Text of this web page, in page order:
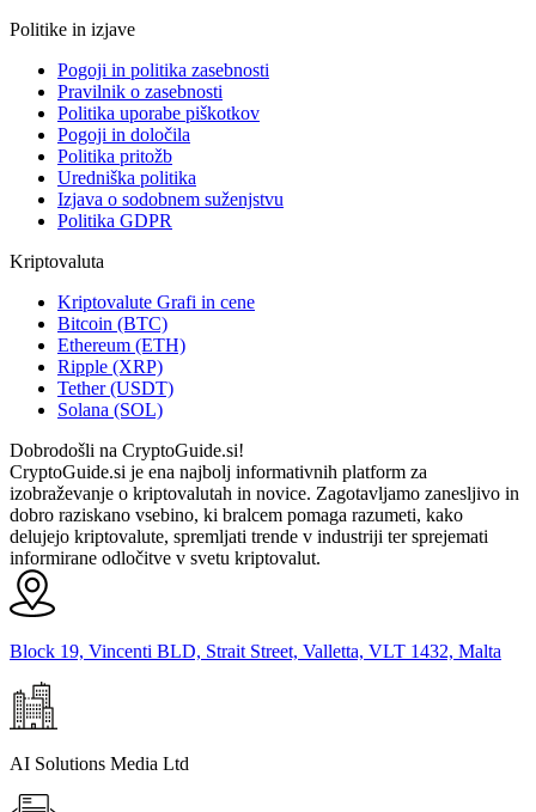
Politike in izjave
Pogoji in politika zasebnosti
Pravilnik o zasebnosti
Politika uporabe piškotkov
Pogoji in določila
Politika pritožb
Uredniška politika
Izjava o sodobnem suženjstvu
Politika GDPR
Kriptovaluta
Kriptovalute Grafi in cene
Bitcoin (BTC)
Ethereum (ETH)
Ripple (XRP)
Tether (USDT)
Solana (SOL)
Dobrodošli na CryptoGuide.si!
CryptoGuide.si je ena najbolj informativnih platform za
izobraževanje o kriptovalutah in novice. Zagotavljamo zanesljivo in
dobro raziskano vsebino, ki bralcem pomaga razumeti, kako
delujejo kriptovalute, spremljati trende v industriji ter sprejemati
informirane odločitve v svetu kriptovalut.
Block 19, Vincenti BLD, Strait Street, Valletta, VLT 1432, Malta
AI Solutions Media Ltd